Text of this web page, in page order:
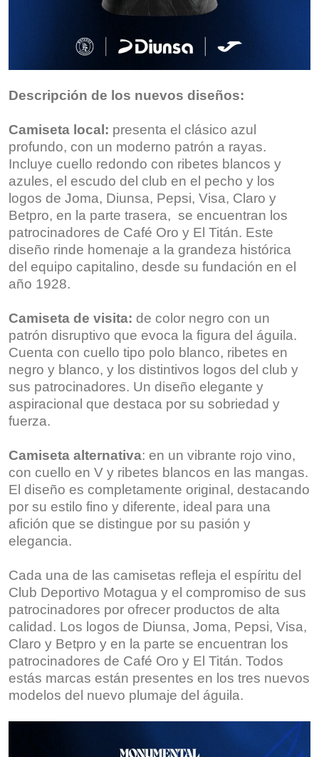
Descripción de los nuevos diseños:
Camiseta local: presenta el clásico azul
profundo, con un moderno patrón a rayas.
Incluye cuello redondo con ribetes blancos y
azules, el escudo del club en el pecho y los
logos de Joma, Diunsa, Pepsi, Visa, Claro y
Betpro, en la parte trasera, se encuentran los
patrocinadores de Café Oro y El Titán. Este
diseño rinde homenaje a la grandeza histórica
del equipo capitalino, desde su fundación en el
año 1928.
Camiseta de visita: de color negro con un
patrón disruptivo que evoca la figura del águila.
Cuenta con cuello tipo polo blanco, ribetes en
negro y blanco, y los distintivos logos del club y
sus patrocinadores. Un diseño elegante y
aspiracional que destaca por su sobriedad y
fuerza.
Camiseta alternativa: en un vibrante rojo vino,
con cuello en V y ribetes blancos en las mangas.
El diseño es completamente original, destacando
por su estilo fino y diferente, ideal para una
afición que se distingue por su pasión y
elegancia.
Cada una de las camisetas refleja el espíritu del
Club Deportivo Motagua y el compromiso de sus
patrocinadores por ofrecer productos de alta
calidad. Los logos de Diunsa, Joma, Pepsi, Visa,
Claro y Betpro y en la parte se encuentran los
patrocinadores de Café Oro y El Titán. Todos
estás marcas están presentes en los tres nuevos
modelos del nuevo plumaje del águila.